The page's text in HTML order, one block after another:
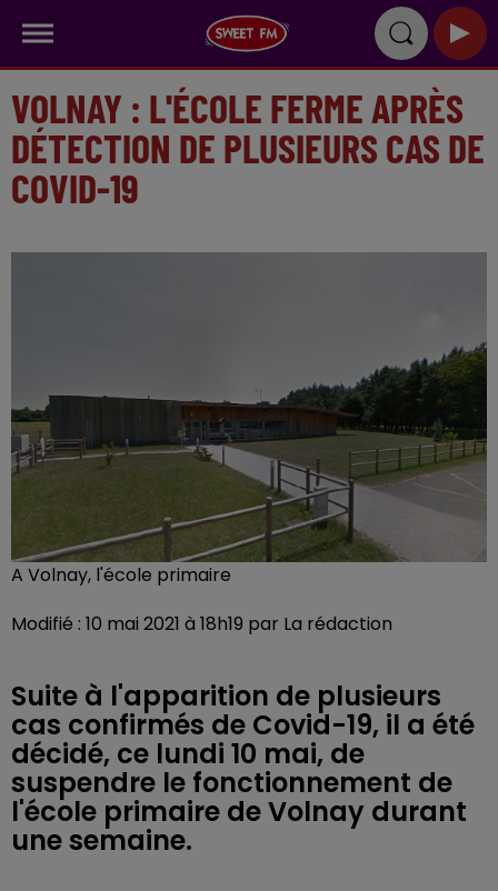
VOLNAY : L'ÉCOLE FERME APRÈS
DÉTECTION DE PLUSIEURS CAS DE
COVID-19
A Volnay, l'école primaire
Modifié : 10 mai 2021 à 18h19 par La rédaction
Suite à l'apparition de plusieurs
cas confirmés de Covid-19, il a été
décidé, ce lundi 10 mai, de
suspendre le fonctionnement de
l'école primaire de Volnay durant
une semaine.